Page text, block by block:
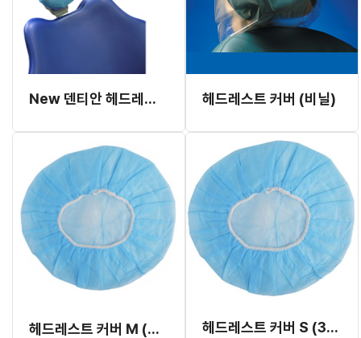
New 덴티안 헤드레스트 커버 헤드레스트 커버 (비닐)
헤드레스트 커버 M (44cm) 헤드레스트 커버 S (38cm)